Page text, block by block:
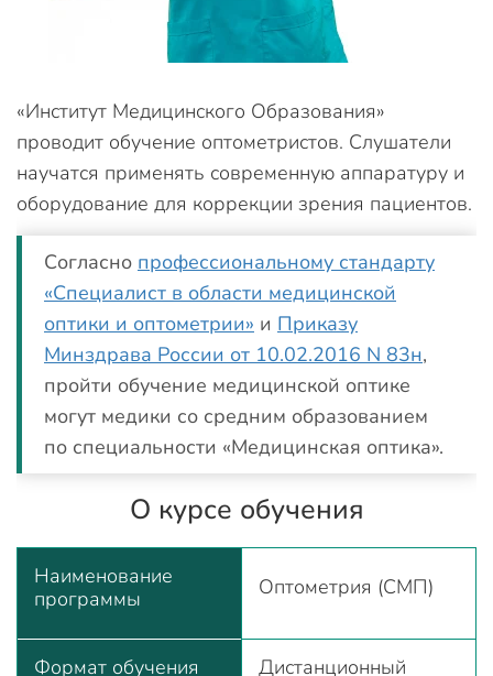
«Институт Медицинского Образования»
проводит обучение оптометристов. Слушатели
научатся применять современную аппаратуру и
оборудование для коррекции зрения пациентов.
Согласно профессиональному стандарту
«Специалист в области медицинской
оптики и оптометрии» и Приказу
Минздрава России от 10.02.2016 N 83н,
пройти обучение медицинской оптике
могут медики со средним образованием
по специальности «Медицинская оптика».
О курсе обучения
Наименование
программы
Оптометрия (СМП)
Формат обучения Дистанционный